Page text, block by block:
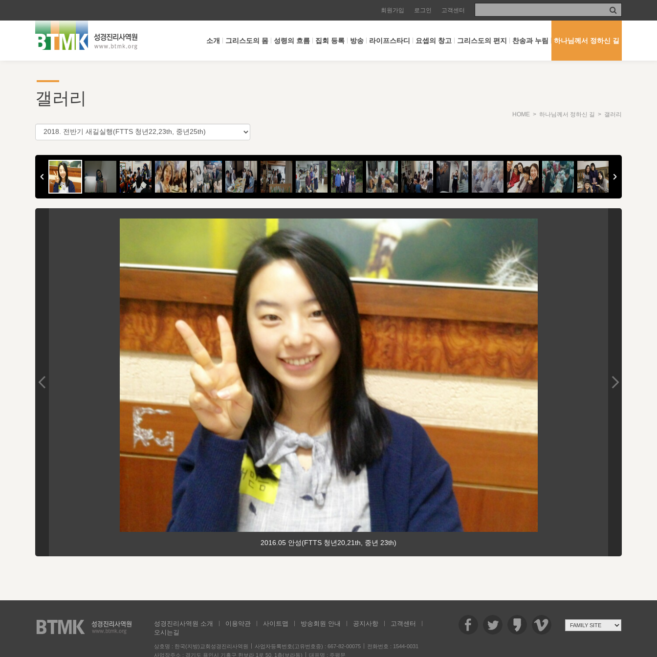
회원가입 로그인 고객센터
소개 그리스도의 몸 성령의 흐름 집회 등록 방송 라이프스타디 요셉의 창고 그리스도의 편지 찬송과 누림 하나님께서 정하신 길
갤러리
HOME > 하나님께서 정하신 길 > 갤러리
2016.05 안성(FTTS 청년20,21th, 중년 23th)
성경진리사역원 소개 이용약관 사이트맵 방송회원 안내 공지사항
고객센터
오시는길
상호명 : 한국(지방)교회성경진리사역원 사업자등록번호(고유번호증) : 667-82-00075
전화번호 : 1544-0031
사업장주소 : 경기도 용인시 기흥구 한보라 1로 50, 1층(보라동)
대표명 : 주평문